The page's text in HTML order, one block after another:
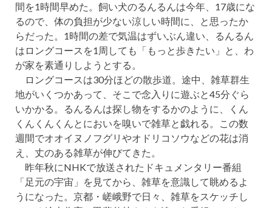
間を1時間早めた。飼い犬のるんるんは今年、17歳にな
るので、体の負担が少ない涼しい時間に、と思ったか
らだった。1時間の差で気温はずいぶん違い、るんるん
はロングコースを1周しても「もっと歩きたい」と、わ
が家を素通りしようとする。
ロングコースは30分ほどの散歩道。途中、雑草群生
地がいくつかあって、そこで念入りに遊ぶと45分ぐら
いかかる。るんるんは探し物をするかのように、くん
くんくんくんとにおいを嗅いで雑草と戯れる。この数
週間でオオイヌノフグリやオドリコソウなどの花は消
え、丈のある雑草が伸びてきた。
昨年秋にNHKで放送されたドキュメンタリー番組
「足元の宇宙」を見てから、雑草を意識して眺めるよ
うになった。京都・嵯峨野で日々、雑草をスケッチし